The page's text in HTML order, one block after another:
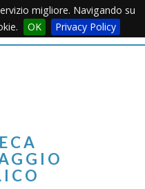
migliore. Navigando su
OK Privacy PolicyMenu